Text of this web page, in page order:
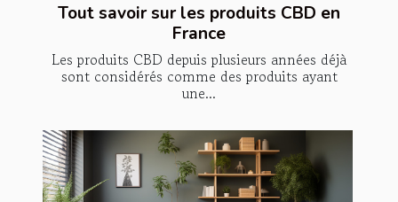
Tout savoir sur les produits CBD en
France
Les produits CBD depuis plusieurs années déjà
sont considérés comme des produits ayant
une...